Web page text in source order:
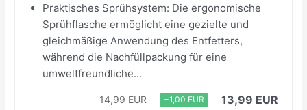
Praktisches Sprühsystem: Die ergonomische
Sprühflasche ermöglicht eine gezielte und
gleichmäßige Anwendung des Entfetters,
während die Nachfüllpackung für eine
umweltfreundliche...
14,99 EUR −1,00 EUR 13,99 EUR